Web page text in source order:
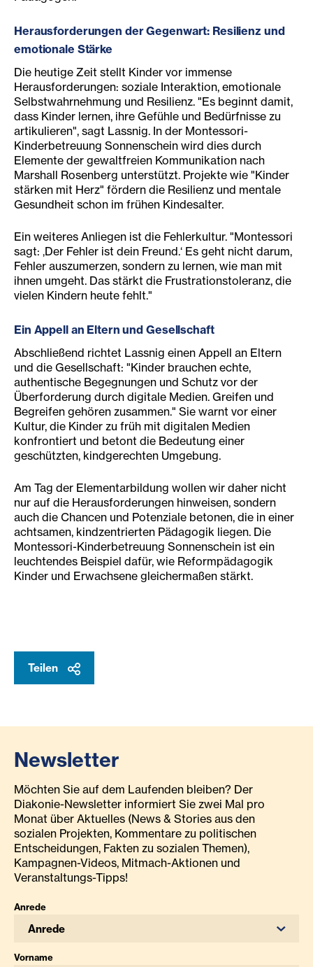
Herausforderungen der Gegenwart: Resilienz und
emotionale Stärke
Die heutige Zeit stellt Kinder vor immense
Herausforderungen: soziale Interaktion, emotionale
Selbstwahrnehmung und Resilienz. "Es beginnt damit,
dass Kinder lernen, ihre Gefühle und Bedürfnisse zu
artikulieren", sagt Lassnig. In der Montessori-
Kinderbetreuung Sonnenschein wird dies durch
Elemente der gewaltfreien Kommunikation nach
Marshall Rosenberg unterstützt. Projekte wie "Kinder
stärken mit Herz" fördern die Resilienz und mentale
Gesundheit schon im frühen Kindesalter.
Ein weiteres Anliegen ist die Fehlerkultur. "Montessori
sagt: ‚Der Fehler ist dein Freund.‘ Es geht nicht darum,
Fehler auszumerzen, sondern zu lernen, wie man mit
ihnen umgeht. Das stärkt die Frustrationstoleranz, die
vielen Kindern heute fehlt."
Ein Appell an Eltern und Gesellschaft
Abschließend richtet Lassnig einen Appell an Eltern
und die Gesellschaft: "Kinder brauchen echte,
authentische Begegnungen und Schutz vor der
Überforderung durch digitale Medien. Greifen und
Begreifen gehören zusammen." Sie warnt vor einer
Kultur, die Kinder zu früh mit digitalen Medien
konfrontiert und betont die Bedeutung einer
geschützten, kindgerechten Umgebung.
Am Tag der Elementarbildung wollen wir daher nicht
nur auf die Herausforderungen hinweisen, sondern
auch die Chancen und Potenziale betonen, die in einer
achtsamen, kindzentrierten Pädagogik liegen. Die
Montessori-Kinderbetreuung Sonnenschein ist ein
leuchtendes Beispiel dafür, wie Reformpädagogik
Kinder und Erwachsene gleichermaßen stärkt.
Teilen
Newsletter
Möchten Sie auf dem Laufenden bleiben? Der
Diakonie-Newsletter informiert Sie zwei Mal pro
Monat über Aktuelles (News & Stories aus den
sozialen Projekten, Kommentare zu politischen
Entscheidungen, Fakten zu sozialen Themen),
Kampagnen-Videos, Mitmach-Aktionen und
Veranstaltungs-Tipps!
Anrede
Anrede
Vorname